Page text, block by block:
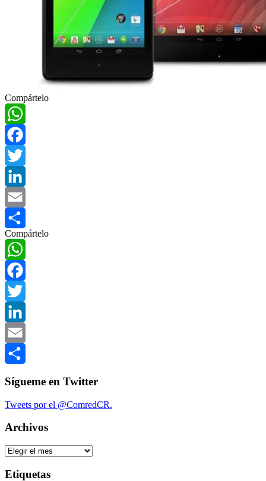
Compártelo
WhatsApp
Facebook
Twitter
LinkedIn
Email
Compartir
Compártelo
WhatsApp
Facebook
Twitter
LinkedIn
Email
Sígueme en Twitter
Tweets por el @ComredCR.
Archivos
Archivos
Etiquetas